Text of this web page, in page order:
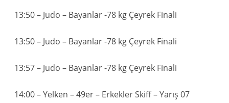
13:50 – Judo – Bayanlar -78 kg Çeyrek Finali
13:50 – Judo – Bayanlar -78 kg Çeyrek Finali
13:57 – Judo – Bayanlar -78 kg Çeyrek Finali
14:00 – Yelken – 49er – Erkekler Skiff – Yarış 07